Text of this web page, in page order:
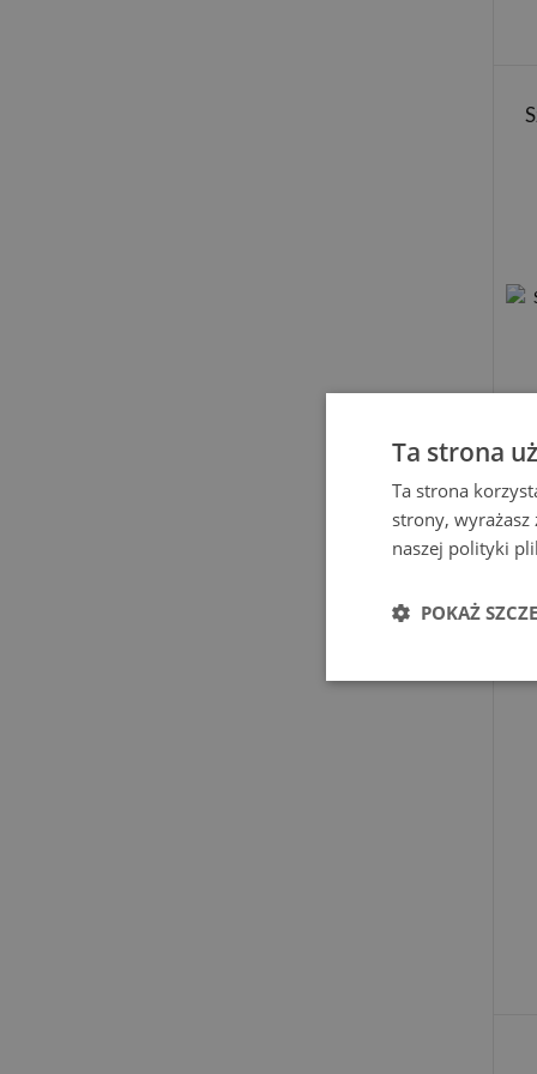
Ta strona
Ta strona
strony,
naszej polityki
POKAŻ